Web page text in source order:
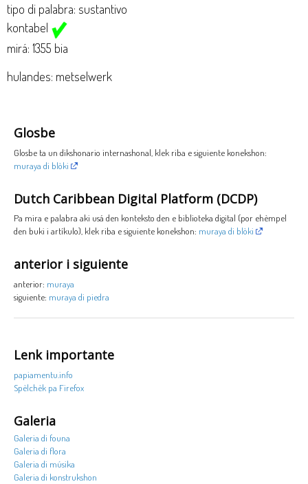
tipo di palabra: sustantivo
kontabel
mirá: 1355 bia
hulandes: metselwerk
Glosbe
Glosbe ta un dikshonario internashonal, klek riba e siguiente konekshon:
muraya di blòki
Dutch Caribbean Digital Platform (DCDP)
Pa mira e palabra aki usá den konteksto den e biblioteka digital (por ehèmpel
den buki i artíkulo), klek riba e siguiente konekshon: muraya di blòki
anterior i siguiente
anterior: muraya
siguiente: muraya di piedra
Lenk importante
papiamentu.info
Spèlchèk pa Firefox
Galeria
Galeria di founa
Galeria di flora
Galeria di músika
Galeria di konstrukshon